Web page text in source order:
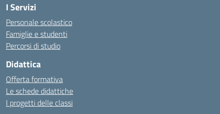
I Servizi
Personale scolastico
Famiglie e studenti
Percorsi di studio
Didattica
Offerta formativa
Le schede didattiche
I progetti delle classi